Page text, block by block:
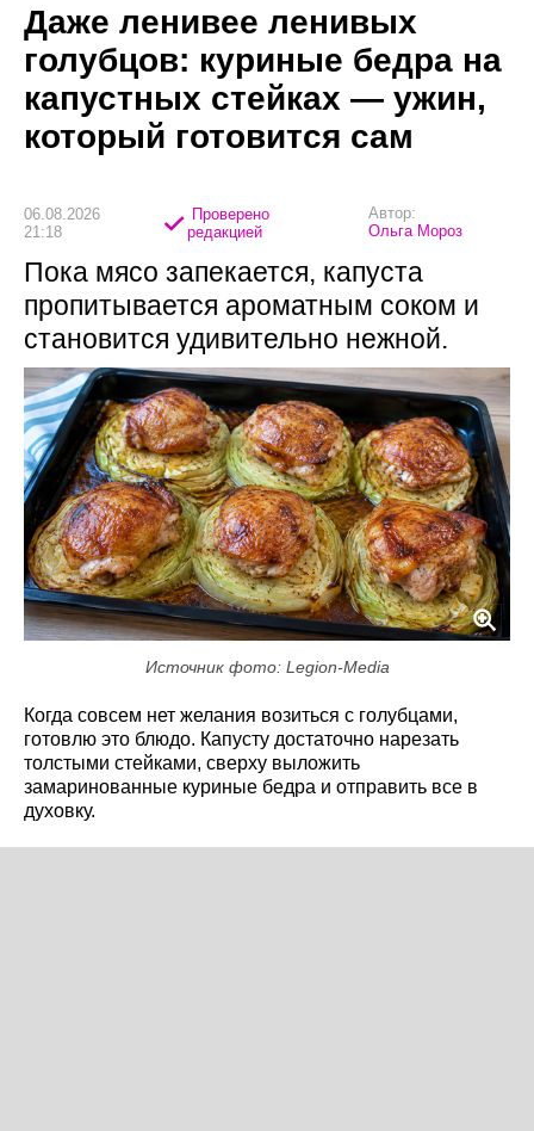
Даже ленивее ленивых
голубцов: куриные бедра на
капустных стейках — ужин,
который готовится сам
06.08.2026
21:18
Проверено
редакцией
Автор:
Ольга Мороз
Пока мясо запекается, капуста
пропитывается ароматным соком и
становится удивительно нежной.
Источник фото: Legion-Media
Когда совсем нет желания возиться с голубцами,
готовлю это блюдо. Капусту достаточно нарезать
толстыми стейками, сверху выложить
замаринованные куриные бедра и отправить все в
духовку.